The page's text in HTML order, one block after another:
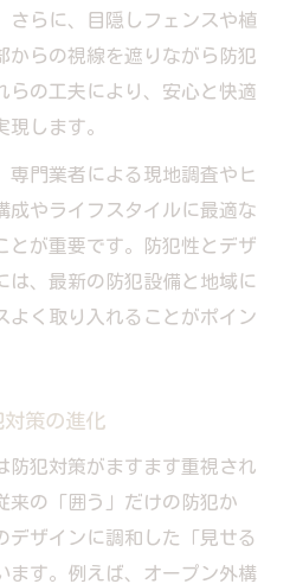
さらに、目隠しフェンスや植
からの視線を遮りながら防犯
らの工夫により、安心と快適
します。
専門業者による現地調査やヒ
成やライフスタイルに最適な
とが重要です。防犯性とデザ
は、最新の防犯設備と地域に
よく取り入れることがポイン
策の進化
防犯対策がますます重視され
来の「囲う」だけの防犯か
デザインに調和した「見せる
ます。例えば、オープン外構